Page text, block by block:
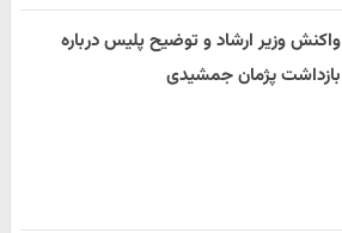
واکنش وزیر ارشاد و توضیح پلیس درباره
بازداشت پژمان جمشیدی